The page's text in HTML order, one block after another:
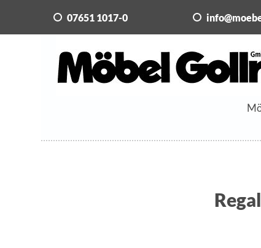
07651 1017-0